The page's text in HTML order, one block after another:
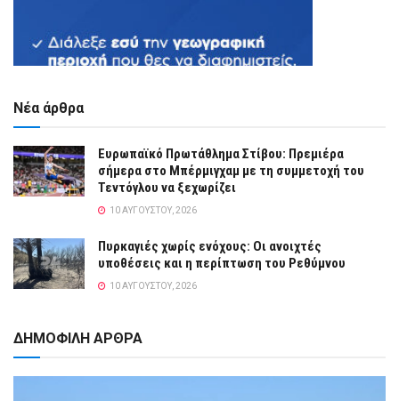
Νέα άρθρα
Ευρωπαϊκό Πρωτάθλημα Στίβου: Πρεμιέρα
σήμερα στο Μπέρμιγχαμ με τη συμμετοχή του
Τεντόγλου να ξεχωρίζει
10 ΑΥΓΟΎΣΤΟΥ, 2026
Πυρκαγιές χωρίς ενόχους: Οι ανοιχτές
υποθέσεις και η περίπτωση του Ρεθύμνου
10 ΑΥΓΟΎΣΤΟΥ, 2026
ΔΗΜΟΦΙΛΗ ΑΡΘΡΑ